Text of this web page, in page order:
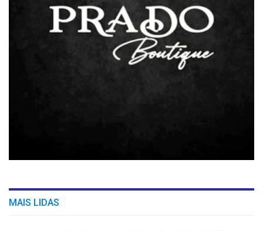
MAIS LIDAS